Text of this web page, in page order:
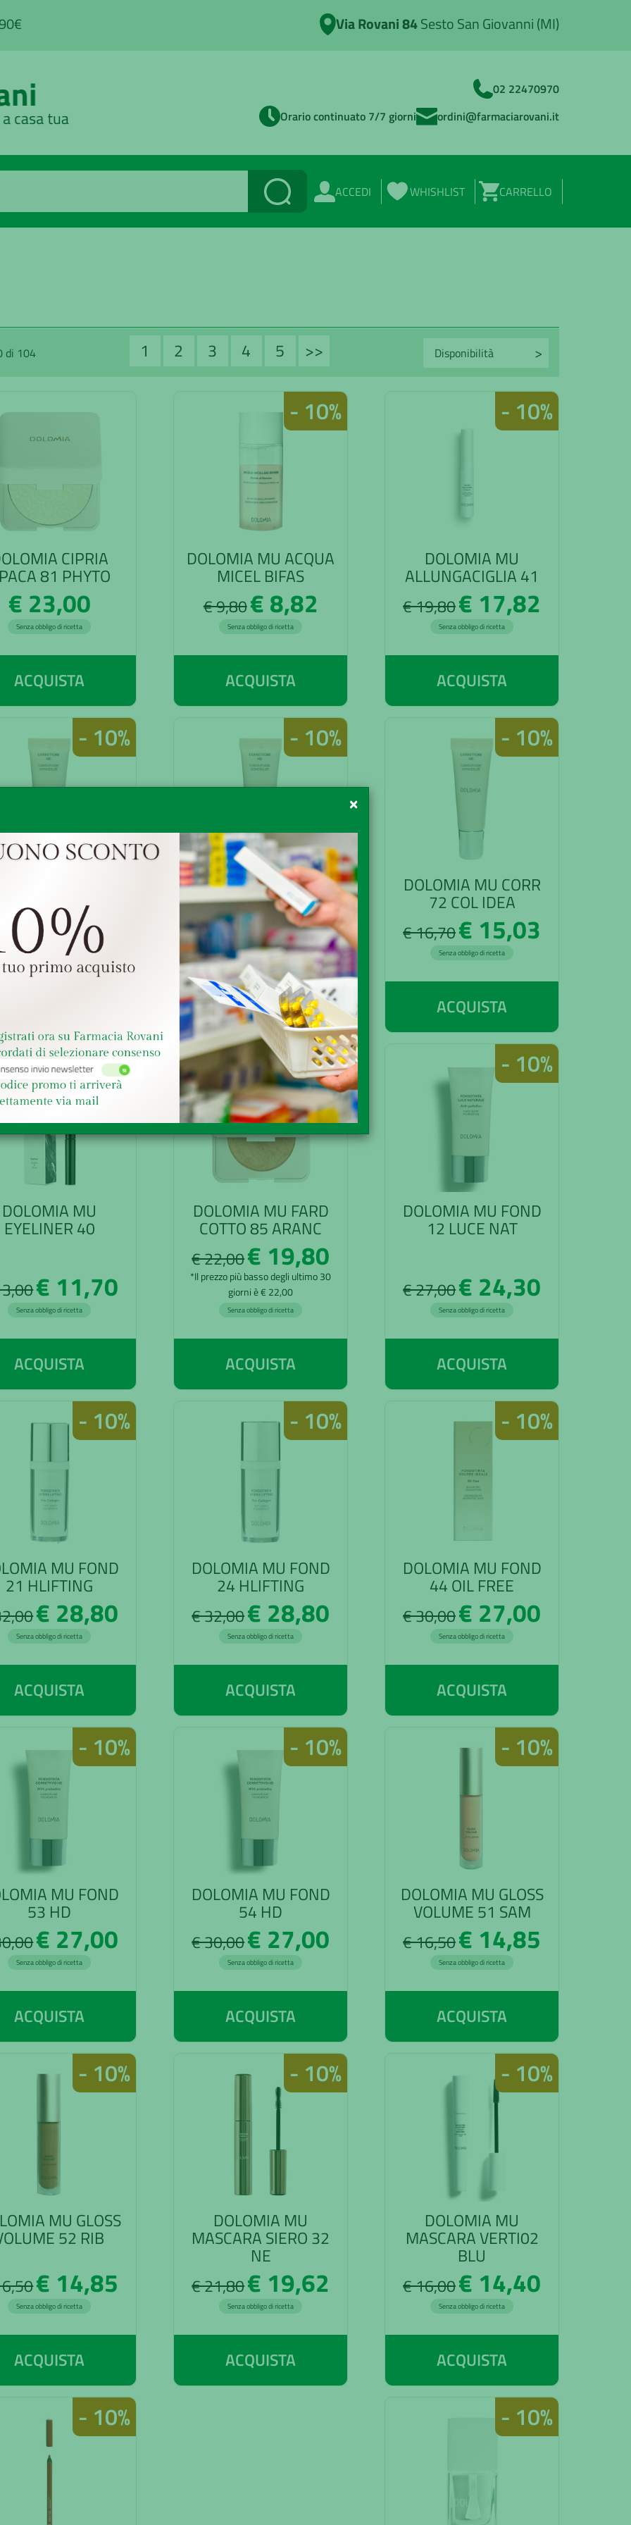
Via Rovani 84Sesto San Giovanni (MI)
02 22470970
Orario continuato 7/7 giorni
ordini@farmaciarovani.it
ACCEDI WHISHLIST CARRELLO
Cerca
di 104 1 2 3 4 5 >>
Avanti
CIPRIA
81 PHYTO
€ 23,00
Senza obbligo di ricetta
ACQUISTA
- 10%
DOLOMIA MU ACQUA
MICEL BIFAS
€ 9,80€ 8,82
Senza obbligo di ricetta
ACQUISTA
- 10%
DOLOMIA MU
ALLUNGACIGLIA 41
€ 19,80€ 17,82
Senza obbligo di ricetta
ACQUISTA
- 10%
HD CHIARO
€ 15,03
Senza obbligo di ricetta
- 10%
DOLOMIA MU CORR
62 HD MEDIO
€ 16,70
€ 15,03
Senza obbligo di ricetta
ACQUISTA
- 10%
DOLOMIA MU CORR
72 COL IDEA
€ 16,70€ 15,03
Senza obbligo di ricetta
ACQUISTA
- 10%
DOLOMIA MU
EYELINER 40
€ 11,70
Senza obbligo di ricetta
ACQUISTA
- 10%
DOLOMIA MU FARD
COTTO 85 ARANC
€ 22,00€ 19,80
*Il prezzo più basso degli ultimo 30
giorni è € 22,00
Senza obbligo di ricetta
ACQUISTA
- 10%
DOLOMIA MU FOND
12 LUCE NAT
€ 27,00€ 24,30
Senza obbligo di ricetta
ACQUISTA
- 10%
MU FOND
21 HLIFTING
€ 28,80
Senza obbligo di ricetta
ACQUISTA
- 10%
DOLOMIA MU FOND
24 HLIFTING
€ 32,00€ 28,80
Senza obbligo di ricetta
ACQUISTA
- 10%
DOLOMIA MU FOND
44 OIL FREE
€ 30,00€ 27,00
Senza obbligo di ricetta
ACQUISTA
- 10%
MU FOND
53 HD
€ 27,00
Senza obbligo di ricetta
ACQUISTA
- 10%
DOLOMIA MU FOND
54 HD
€ 30,00€ 27,00
Senza obbligo di ricetta
ACQUISTA
- 10%
DOLOMIA MU GLOSS
VOLUME 51 SAM
€ 16,50€ 14,85
Senza obbligo di ricetta
ACQUISTA
- 10%
MU GLOSS
52 RIB
€ 14,85
Senza obbligo di ricetta
ACQUISTA
- 10%
DOLOMIA MU
MASCARA SIERO 32
NE
€ 21,80€ 19,62
Senza obbligo di ricetta
ACQUISTA
- 10%
DOLOMIA MU
MASCARA VERTI02
BLU
€ 16,00€ 14,40
Senza obbligo di ricetta
ACQUISTA
- 10% - 10%
×